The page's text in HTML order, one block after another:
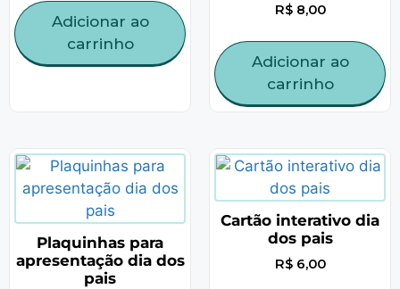
Adicionar ao
carrinho
R$8,00
Adicionar ao
carrinho
Plaquinhas para
apresentação dia dos
pais
Cartão interativo dia
dos pais
R$6,00